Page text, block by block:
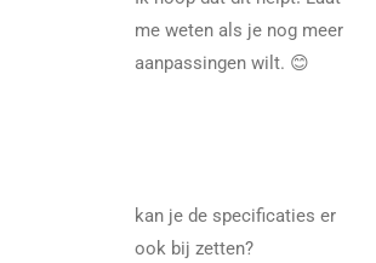
me weten als je nog meer
aanpassingen wilt. 😊
kan je de specificaties er
ook bij zetten?